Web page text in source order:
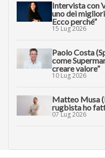
Intervista con
uno dei
Ecco perché”
15 Lug 2026
Paolo Costa
come
creare valore”
10 Lug 2026
Matteo Musa
rugbista ho
07 Lug 2026